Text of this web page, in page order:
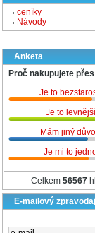
ceníky
Návody
Anketa
Proč nakupujete
Je to
Je to levnější
Mám jiný
Je mi to
Celkem 56567
E-mailový zpravodaj